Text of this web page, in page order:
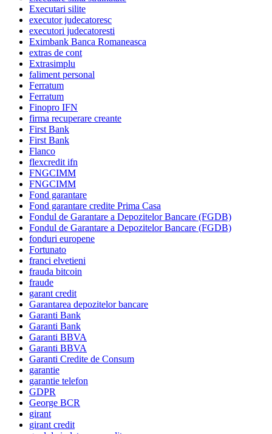
Executari silite
executor judecatoresc
executori judecatoresti
Eximbank Banca Romaneasca
extras de cont
Extrasimplu
faliment personal
Ferratum
Ferratum
Finopro IFN
firma recuperare creante
First Bank
First Bank
Flanco
flexcredit ifn
FNGCIMM
FNGCIMM
Fond garantare
Fond garantare credite Prima Casa
Fondul de Garantare a Depozitelor Bancare (FGDB)
Fondul de Garantare a Depozitelor Bancare (FGDB)
fonduri europene
Fortunato
franci elvetieni
frauda bitcoin
fraude
garant credit
Garantarea depozitelor bancare
Garanti Bank
Garanti Bank
Garanti BBVA
Garanti BBVA
Garanti Credite de Consum
garantie
garantie telefon
GDPR
George BCR
girant
girant credit